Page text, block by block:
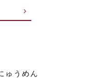
ゅうめん